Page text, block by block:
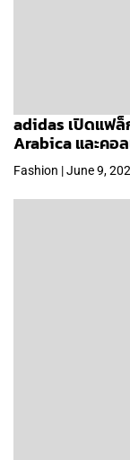
adidas เปิดแฟล็
Arabica และคอ
Fashion | June 9,